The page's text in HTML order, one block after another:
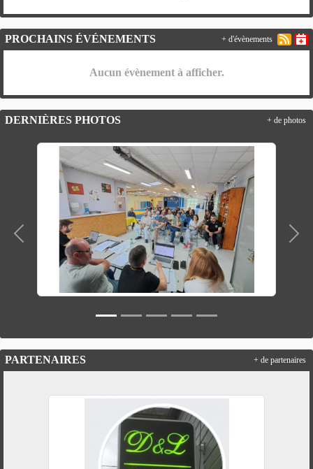
PROCHAINS ÉVÉNEMENTS
Aucun évènement à afficher.
+ d'évènements
DERNIÈRES PHOTOS
Précedent
+ de photos
PARTENAIRES + de partenaires